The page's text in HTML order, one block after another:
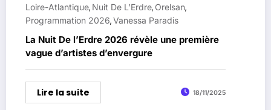
Loire-Atlantique, Nuit De L’Erdre, Orelsan,
Programmation 2026,Vanessa Paradis
La Nuit De l’Erdre 2026 révèle une première
vague d’artistes d’envergure
Lire la suite 18/11/2025